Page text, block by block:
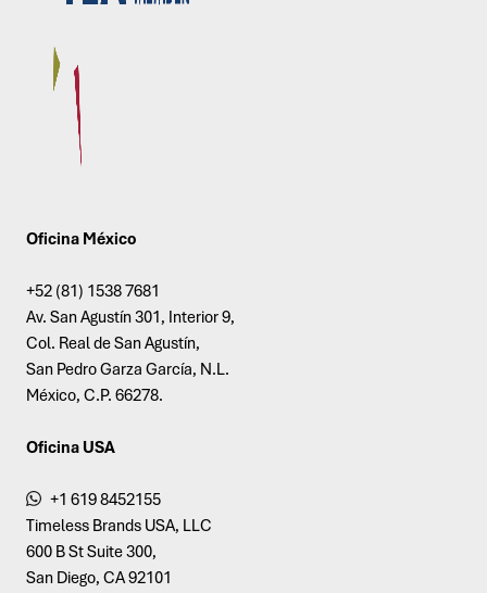
Oficina México
+52 (81) 1538 7681
Av. San Agustín 301, Interior 9,
Col. Real de San Agustín,
San Pedro Garza García, N.L.
México, C.P. 66278.
Oficina USA
+1 619 8452155
Timeless Brands USA, LLC
600 B St Suite 300,
San Diego, CA 92101